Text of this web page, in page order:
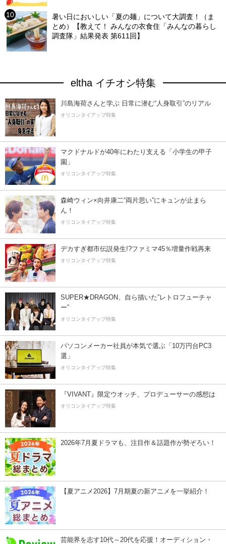
暑い日においしい「夏の麺」について大調査！（ま
とめ）【教えて！ みんなの衣食住「みんなの暮らし
調査隊」結果発表 第611回】
eltha イチオシ特集
川島海荷さんと学ぶ 日常に潜む“人身取引”のリアル
オリコンタイアップ特集
マクドナルドが40年にわたり支える「小学生の甲子
園」
オリコンタイアップ特集
森崎ウィン×向井康二“両片思い”にキュンが止まら
ん！
オリコンタイアップ特集
デカすぎ都市伝説発生!?ファミマ45％増量作戦再来
オリコンタイアップ特集
SUPER★DRAGON、自ら描いた”レトロフューチャ
ー”
オリコンタイアップ特集
パソコンメーカー社員が本気で選ぶ「10万円台PC3
選」
オリコンタイアップ特集
『VIVANT』限定ウオッチ、プロデューサーの感想は
オリコンタイアップ特集
2026年7月夏ドラマも、注目作＆話題作が勢ぞろい！
【夏アニメ2026】7月期夏の新アニメを一挙紹介！
芸能界を志す10代～20代を応援！オーディション・